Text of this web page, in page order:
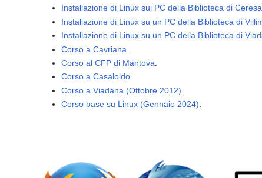
Installazione di Linux sui PC della Biblioteca di
Installazione di Linux su un PC della Biblioteca di
Installazione di Linux su un PC della Biblioteca di
Corso a Cavriana
Corso al CFP di Mantova
Corso a Casaloldo.
Corso a Viadana (Ottobre 2012)
Corso base su Linux (Gennaio 2024)